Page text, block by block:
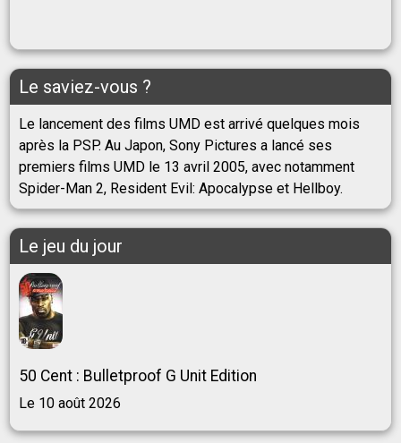
Le saviez-vous ?
Le lancement des films UMD est arrivé quelques mois
après la PSP. Au Japon, Sony Pictures a lancé ses
premiers films UMD le 13 avril 2005, avec notamment
Spider-Man 2, Resident Evil: Apocalypse et Hellboy.
Le jeu du jour
50 Cent : Bulletproof G Unit Edition
Le 10 août 2026